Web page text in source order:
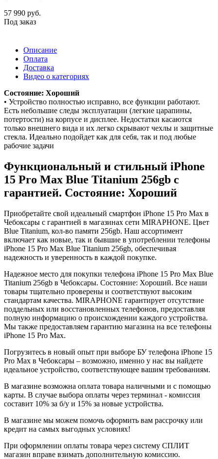
57 990 руб.
Под заказ
Описание
Оплата
Доставка
Видео о категориях
Состояние: Хороший
• Устройство полностью исправно, все функции работают.
Есть небольшие следы эксплуатации (легкие царапины,
потертости) на корпусе и дисплее. Недостатки касаются
только внешнего вида и их легко скрывают чехлы и защитные
стекла. Идеально подойдет как для себя, так и под любые
рабочие задачи
Функциональный и стильный iPhone
15 Pro Max Blue Titanium 256gb с
гарантией. Состояние: Хороший
Приобретайте свой идеальный смартфон iPhone 15 Pro Max в
Чебоксары с гарантией в магазинах сети MIRAPHONE. Цвет
Blue Titanium, кол-во памяти 256gb. Наш ассортимент
включает как новые, так и бывшие в употреблении телефоны
iPhone 15 Pro Max Blue Titanium 256gb, обеспечивая
надежность и уверенность в каждой покупке.
Надежное место для покупки телефона iPhone 15 Pro Max Blue
Titanium 256gb в Чебоксары. Состояние: Хороший. Все наши
товары тщательно проверены и соответствуют высоким
стандартам качества. MIRAPHONE гарантирует отсутствие
поддельных или восстановленных телефонов, предоставляя
полную информацию о происхождении каждого устройства.
Мы также предоставляем гарантию магазина на все телефоны
iPhone 15 Pro Max.
Погрузитесь в новый опыт при выборе БУ телефона iPhone 15
Pro Max в Чебоксары – возможно, именно у нас вы найдете
идеальное устройство, соответствующее вашим требованиям.
В магазине возможна оплата товара наличными и с помощью
карты. В случае выбора оплаты через терминал - комиссия
составит 10% за б/у и 15% за новые устройства.
В магазине мы можем помочь оформить вам рассрочку или
кредит на самых выгодных условиях!
При оформлении оплаты товара через систему СПЛИТ
магазин вправе взимать дополнительную комиссию.